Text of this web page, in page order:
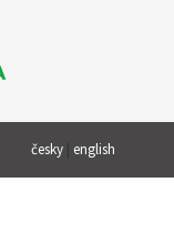
česky english